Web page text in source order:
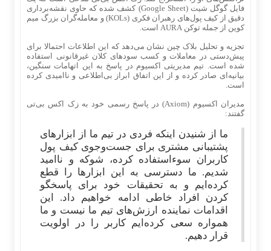
فایل گوگل شیت (Google Sheet) کشف شده که حاوی نقشه‌برداری
دقیق از کیف پول‌های رهبران فکری (KOLs) و معامله‌گران بزرگ میم
کوین از جمله توکن AURA است.
تجزیه و تحلیل بلاک چین نشان می‌دهد که این اطلاعات احتمالا برای
پیش‌دستی در معاملات و کسب سودهای کلان غیرقانونی استفاده
شده است. تیم مدیریتی اکسیوم در پاسخ به این اتهامات سنگین،
بیانیه‌ای صادر کرده و از این اتفاق ابراز بی‌اطلاعی و ناامیدی کرده
است.
مدیران اکسیوم (Axiom) در پاسخ رسمی خود به زک اکس بی‌تی
گفتند:
ما از شنیدن اینکه فردی در تیم ما از ابزارهای
پشتیبانی مشتری برای جست‌وجوی کیف پول
کاربران سوءاستفاده کرده، شوکه و ناامید
شدیم. ما دسترسی به این ابزارها را قطع
کرده‌ایم و به تحقیقات خود برای پاسخگو
کردن افراد خاطی ادامه خواهیم داد. این
اقدامات نماینده ارزش‌های تیم ما نیست و ما
همواره سعی کرده‌ایم کاربر را در اولویت
قرار دهیم.